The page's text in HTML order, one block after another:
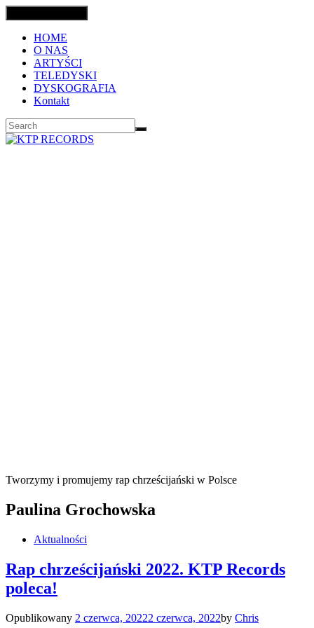
HOME
O NAS
ARTYŚCI
TELEDYSKI
DYSKOGRAFIA
Kontakt
Tworzymy i promujemy rap chrześcijański w Polsce
Paulina Grochowska
Aktualności
Rap chrześcijański 2022. KTP Records
poleca!
Opublikowany 2 czerwca, 20222 czerwca, 2022by Chris